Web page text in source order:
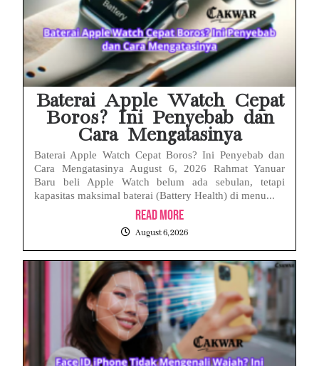
Baterai Apple Watch Cepat
Boros? Ini Penyebab dan
Cara Mengatasinya
Baterai Apple Watch Cepat Boros? Ini Penyebab dan
Cara Mengatasinya August 6, 2026 Rahmat Yanuar
Baru beli Apple Watch belum ada sebulan, tetapi
kapasitas maksimal baterai (Battery Health) di menu...
Read More
August 6, 2026